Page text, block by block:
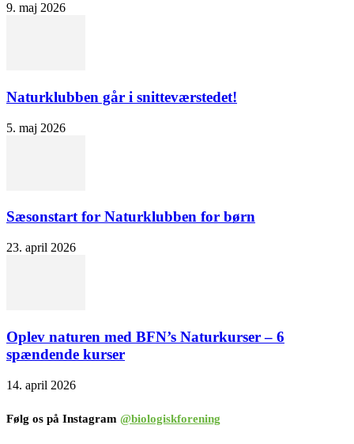
9. maj 2026
Naturklubben går i snitteværstedet!
5. maj 2026
Sæsonstart for Naturklubben for børn
23. april 2026
Oplev naturen med BFN’s Naturkurser – 6
spændende kurser
14. april 2026
Følg os på Instagram @biologiskforening